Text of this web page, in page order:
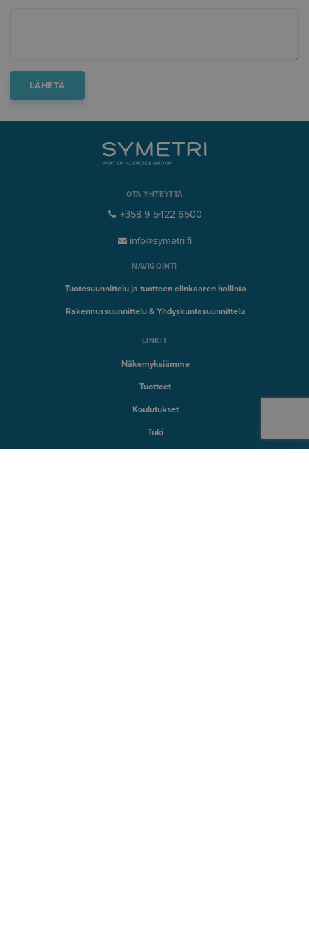
OTA YHTEYTTÄ
+358 9 5422 6500
info@symetri.fi
NAVIGOINTI
Tuotesuunnittelu ja tuotteen elinkaaren hallinta
Rakennussuunnittelu & Yhdyskuntasuunnittelu
LINKIT
Näkemyksiämme
Tuotteet
Koulutukset
Tuki